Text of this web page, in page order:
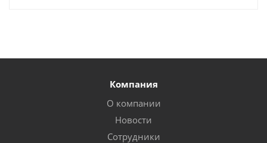
Компания
О компании
Новости
Сотрудники